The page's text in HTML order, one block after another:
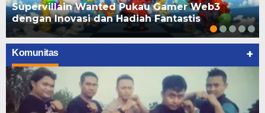
Supervillain Wanted Pukau Gamer Web3
dengan Inovasi dan Hadiah Fantastis
Komunitas +